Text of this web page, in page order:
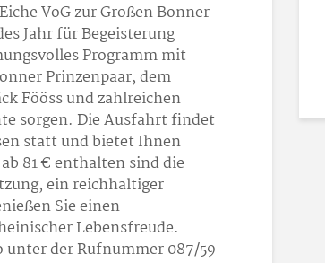
VoG zur Großen Bonner
Jahr für Begeisterung
Programm mit
Prinzenpaar, dem
Fööss und zahlreichen
sorgen. Die Ausfahrt findet
statt und bietet Ihnen
81 € enthalten sind die
ein reichhaltiger
Sie einen
Lebensfreude.
der Rufnummer 087/59